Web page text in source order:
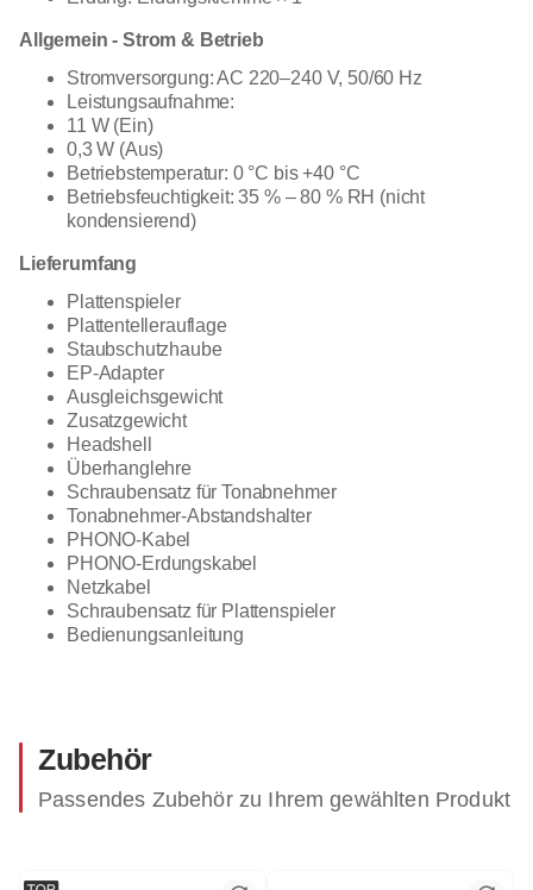
Allgemein - Strom & Betrieb
Stromversorgung: AC 220–240 V, 50/60 Hz
Leistungsaufnahme:
11 W (Ein)
0,3 W (Aus)
Betriebstemperatur: 0 °C bis +40 °C
Betriebsfeuchtigkeit: 35 % – 80 % RH (nicht
kondensierend)
Lieferumfang
Plattenspieler
Plattentellerauflage
Staubschutzhaube
EP-Adapter
Ausgleichsgewicht
Zusatzgewicht
Headshell
Überhanglehre
Schraubensatz für Tonabnehmer
Tonabnehmer-Abstandshalter
PHONO-Kabel
PHONO-Erdungskabel
Netzkabel
Schraubensatz für Plattenspieler
Bedienungsanleitung
Zubehör
Passendes Zubehör zu Ihrem gewählten Produkt